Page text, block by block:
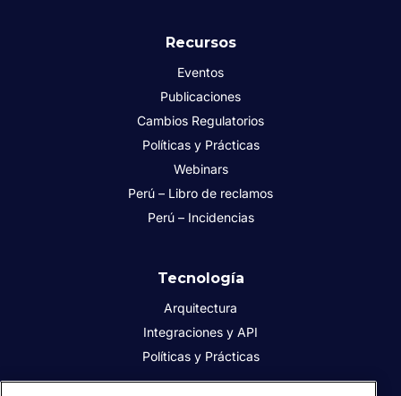
Recursos
Eventos
Publicaciones
Cambios Regulatorios
Políticas y Prácticas
Webinars
Perú – Libro de reclamos
Perú – Incidencias
Tecnología
Arquitectura
Integraciones y API
Políticas y Prácticas